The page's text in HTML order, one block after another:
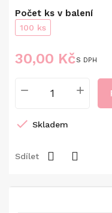
Počet ks v balení
100 ks
30,00 KčS DPH
 Skladem
Sdílet